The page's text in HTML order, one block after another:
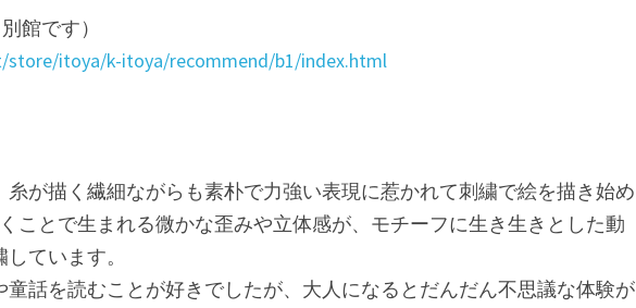
館です）
itoya/k-itoya/recommend/b1/index.html
糸が描く繊細ながらも素朴で力強い表現に惹かれて刺繍で絵を描き始め
ことで生まれる微かな歪みや立体感が、モチーフに生き生きとした動
ています。
話を読むことが好きでしたが、大人になるとだんだん不思議な体験が